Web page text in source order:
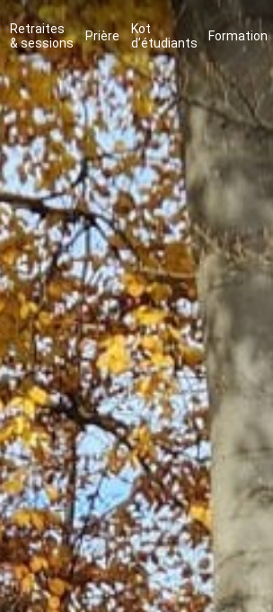
Retraites
& sessions
Prière
Kot
d’étudiants
Formation